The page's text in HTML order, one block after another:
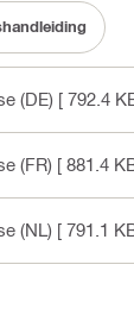
(DE) [ 792.4
(FR) [ 881.4
(NL) [ 791.1